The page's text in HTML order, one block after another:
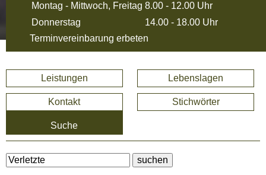
Montag - Mittwoch, Freitag 8.00 - 12.00 Uhr
Donnerstag
14.00 - 18.00 Uhr
Terminvereinbarung erbeten
Leistungen Lebenslagen
Kontakt Stichwörter
Suche